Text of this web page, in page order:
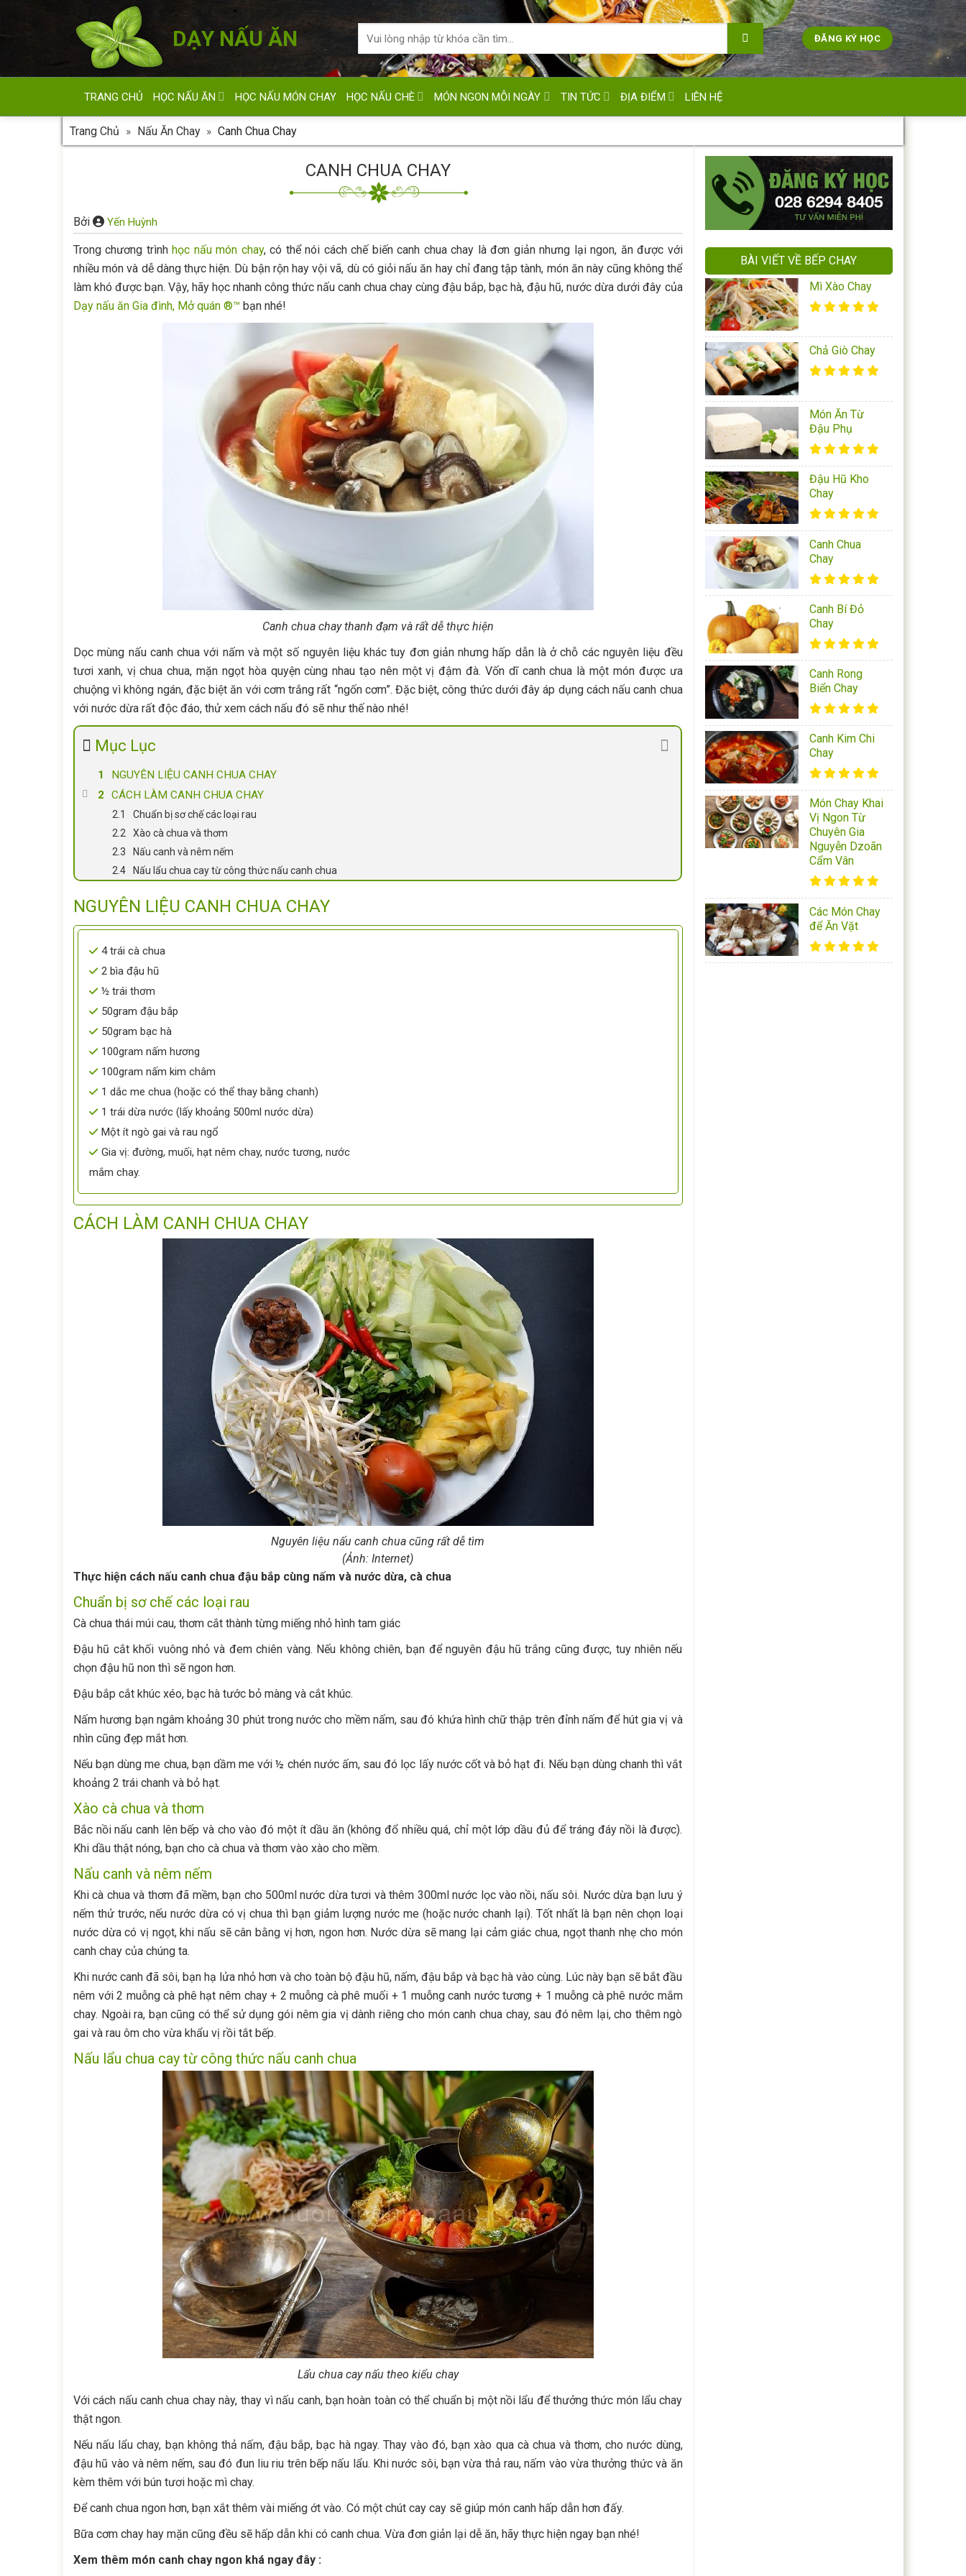
DẠY NẤU ĂN ĐĂNG KÝ HỌC
TRANG CHỦ HỌC NẤU ĂN HỌC NẤU MÓN CHAY HỌC NẤU CHÈ MÓN NGON MỖI NGÀY TIN TỨC ĐỊA ĐIỂM LIÊN HỆ
Trang Chủ » Nấu Ăn Chay » Canh Chua Chay
CANH CHUA CHAY
Bởi Yến Huỳnh
Trong chương trìnhhọc nấu món chay, có thể nói cách chế biến canh chua chay là đơn giản nhưng lại ngon, ăn được với
nhiều món và dễ dàng thực hiện. Dù bận rộn hay vội vã, dù có giỏi nấu ăn hay chỉ đang tập tành, món ăn này cũng không thể
làm khó được bạn. Vậy, hãy học nhanh công thức nấu canh chua chay cùng đậu bắp, bạc hà, đậu hũ, nước dừa dưới đây của
Dạy nấu ăn Gia đình, Mở quán ®™ bạn nhé!
Canh chua chay thanh đạm và rất dễ thực hiện
Dọc mùng nấu canh chua với nấm và một số nguyên liệu khác tuy đơn giản nhưng hấp dẫn là ở chỗ các nguyên liệu đều
tươi xanh, vị chua chua, mặn ngọt hòa quyện cùng nhau tạo nên một vị đậm đà. Vốn dĩ canh chua là một món được ưa
chuộng vì không ngán, đặc biệt ăn với cơm trắng rất “ngốn cơm”. Đặc biệt, công thức dưới đây áp dụng cách nấu canh chua
với nước dừa rất độc đáo, thử xem cách nấu đó sẽ như thế nào nhé!
Mục Lục
NGUYÊN LIỆU CANH CHUA CHAY
CÁCH LÀM CANH CHUA CHAY
Chuẩn bị sơ chế các loại rau
Xào cà chua và thơm
Nấu canh và nêm nếm
Nấu lẩu chua cay từ công thức nấu canh chua
NGUYÊN LIỆU CANH CHUA CHAY
4 trái cà chua
2 bìa đậu hũ
½ trái thơm
50gram đậu bắp
50gram bạc hà
100gram nấm hương
100gram nấm kim châm
1 dắc me chua (hoặc có thể thay bằng chanh)
1 trái dừa nước (lấy khoảng 500ml nước dừa)
Một ít ngò gai và rau ngổ
Gia vị: đường, muối, hạt nêm chay, nước tương, nước
mắm chay.
CÁCH LÀM CANH CHUA CHAY
Nguyên liệu nấu canh chua cũng rất dễ tìm
(Ảnh: Internet)
Thực hiện cách nấu canh chua đậu bắp cùng nấm và nước dừa, cà chua
Chuẩn bị sơ chế các loại rau
Cà chua thái múi cau, thơm cắt thành từng miếng nhỏ hình tam giác
Đậu hũ cắt khối vuông nhỏ và đem chiên vàng. Nếu không chiên, bạn để nguyên đậu hũ trắng cũng được, tuy nhiên nếu
chọn đậu hũ non thì sẽ ngon hơn.
Đậu bắp cắt khúc xéo, bạc hà tước bỏ màng và cắt khúc.
Nấm hương bạn ngâm khoảng 30 phút trong nước cho mềm nấm, sau đó khứa hình chữ thập trên đỉnh nấm để hút gia vị và
nhìn cũng đẹp mắt hơn.
Nếu bạn dùng me chua, bạn dầm me với ½ chén nước ấm, sau đó lọc lấy nước cốt và bỏ hạt đi. Nếu bạn dùng chanh thì vắt
khoảng 2 trái chanh và bỏ hạt.
Xào cà chua và thơm
Bắc nồi nấu canh lên bếp và cho vào đó một ít dầu ăn (không đổ nhiều quá, chỉ một lớp dầu đủ để tráng đáy nồi là được).
Khi dầu thật nóng, bạn cho cà chua và thơm vào xào cho mềm.
Nấu canh và nêm nếm
Khi cà chua và thơm đã mềm, bạn cho 500ml nước dừa tươi và thêm 300ml nước lọc vào nồi, nấu sôi. Nước dừa bạn lưu ý
nếm thử trước, nếu nước dừa có vị chua thì bạn giảm lượng nước me (hoặc nước chanh lại). Tốt nhất là bạn nên chọn loại
nước dừa có vị ngọt, khi nấu sẽ cân bằng vị hơn, ngon hơn. Nước dừa sẽ mang lại cảm giác chua, ngọt thanh nhẹ cho món
canh chay của chúng ta.
Khi nước canh đã sôi, bạn hạ lửa nhỏ hơn và cho toàn bộ đậu hũ, nấm, đậu bắp và bạc hà vào cùng. Lúc này bạn sẽ bắt đầu
nêm với 2 muỗng cà phê hạt nêm chay + 2 muỗng cà phê muối + 1 muỗng canh nước tương + 1 muỗng cà phê nước mắm
chay. Ngoài ra, bạn cũng có thể sử dụng gói nêm gia vị dành riêng cho món canh chua chay, sau đó nêm lại, cho thêm ngò
gai và rau ôm cho vừa khẩu vị rồi tắt bếp.
Nấu lẩu chua cay từ công thức nấu canh chua
Lẩu chua cay nấu theo kiểu chay
Với cách nấu canh chua chay này, thay vì nấu canh, bạn hoàn toàn có thể chuẩn bị một nồi lẩu để thưởng thức món lẩu chay
thật ngon.
Nếu nấu lẩu chay, bạn không thả nấm, đậu bắp, bạc hà ngay. Thay vào đó, bạn xào qua cà chua và thơm, cho nước dùng,
đậu hũ vào và nêm nếm, sau đó đun liu riu trên bếp nấu lẩu. Khi nước sôi, bạn vừa thả rau, nấm vào vừa thưởng thức và ăn
kèm thêm với bún tươi hoặc mì chay.
Để canh chua ngon hơn, bạn xắt thêm vài miếng ớt vào. Có một chút cay cay sẽ giúp món canh hấp dẫn hơn đấy.
Bữa cơm chay hay mặn cũng đều sẽ hấp dẫn khi có canh chua. Vừa đơn giản lại dễ ăn, hãy thực hiện ngay bạn nhé!
Xem thêm món canh chay ngon khá ngay đây :
BÀI VIẾT VỀ BẾP CHAY
Mì Xào Chay
Chả Giò Chay
Món Ăn Từ
Đậu Phụ
Đậu Hũ Kho
Chay
Canh Chua
Chay
Canh Bí Đỏ
Chay
Canh Rong
Biển Chay
Canh Kim Chi
Chay
Món Chay Khai
Vị Ngon Từ
Chuyên Gia
Nguyễn Dzoãn
Cẩm Vân
Các Món Chay
để Ăn Vặt